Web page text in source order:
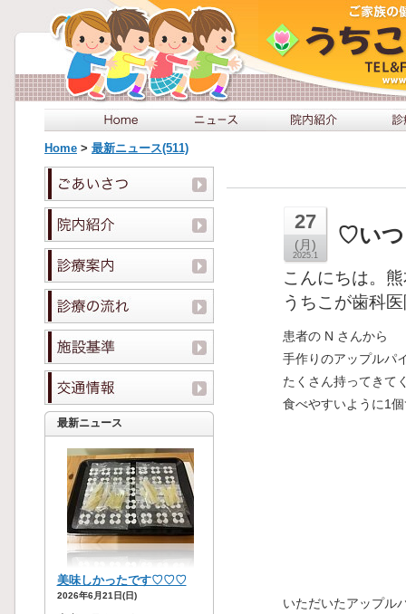
Home > 最新ニュース(511)
最新ニュース
27
(月)
2025.1
♡いつ
こんにちは。
うちこが歯科
患者の N さんから
手作りのアップルパ
たくさん持ってき
食べやすいように1
いただいたアップル